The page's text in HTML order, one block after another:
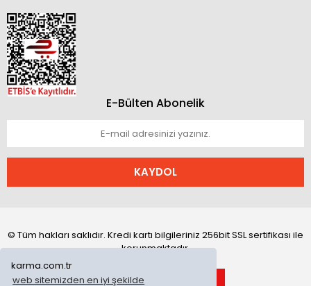
karma.com.tr
web sitemizden en iyi şekilde
E-Bülten Abonelik
KAYDOL
© Tüm hakları saklıdır. Kredi kartı bilgileriniz 256bit SSL sertifikası ile
korunmaktadır.